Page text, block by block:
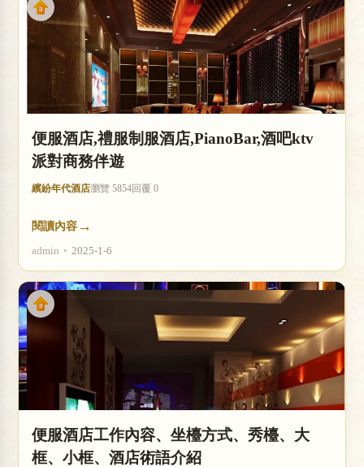
便服酒店,禮服制服酒店,PianoBar,酒吧ktv
派對商務伴遊
繽紛年代酒店瀏覽 5854回覆 0
閱讀內容 →
admin • 2025-1-6
便服酒店工作內容、坐檯方式、秀檯、大
框、小框、酒店術語介紹